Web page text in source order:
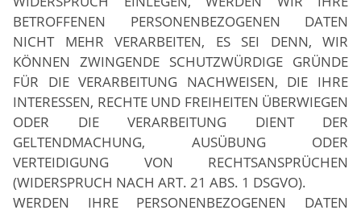
BETROFFENEN PERSONENBEZOGENEN DATEN
NICHT MEHR VERARBEITEN, ES SEI DENN, WIR
KÖNNEN ZWINGENDE SCHUTZWÜRDIGE GRÜNDE
FÜR DIE VERARBEITUNG NACHWEISEN, DIE IHRE
INTERESSEN, RECHTE UND FREIHEITEN ÜBERWIEGEN
ODER DIE VERARBEITUNG DIENT DER
GELTENDMACHUNG, AUSÜBUNG ODER
VERTEIDIGUNG VON RECHTSANSPRÜCHEN
(WIDERSPRUCH NACH ART. 21 ABS. 1 DSGVO).
WERDEN IHRE PERSONENBEZOGENEN DATEN